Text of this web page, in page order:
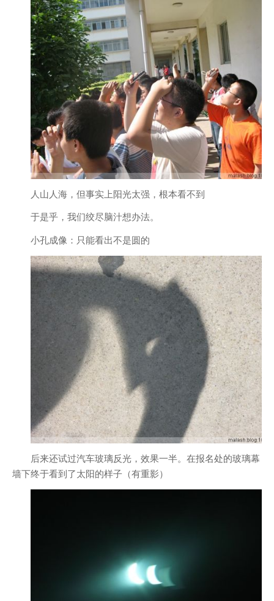
人山人海，但事实上阳光太强，根本看不到
于是乎，我们绞尽脑汁想办法。
小孔成像：只能看出不是圆的
后来还试过汽车玻璃反光，效果一半。在报名处的玻璃幕
墙下终于看到了太阳的样子（有重影）